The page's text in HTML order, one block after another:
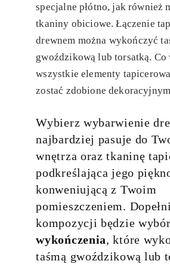
specjalne płótno, jak również
tkaniny obiciowe. Łączenie
drewnem można wykończyć
gwoździkową lub torsatką. Co
wszystkie elementy
zostać zdobione
Wybierz wybarwienie
najbardziej pasuje do
wnętrza oraz tkaninę
podkreślająca jego
konweniującą z Twoim
pomieszczeniem.
kompozycji będzie wybór
wykończenia, które
taśmą gwoździkową lub